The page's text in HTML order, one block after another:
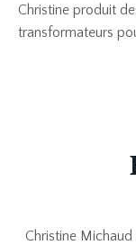
Christine produit
transformateurs
Christine